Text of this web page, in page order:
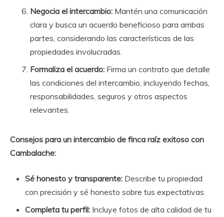
Negocia el intercambio: Mantén una comunicación
clara y busca un acuerdo beneficioso para ambas
partes, considerando las características de las
propiedades involucradas.
Formaliza el acuerdo: Firma un contrato que detalle
las condiciones del intercambio, incluyendo fechas,
responsabilidades, seguros y otros aspectos
relevantes.
Consejos para un intercambio de finca raíz exitoso con
Cambalache:
Sé honesto y transparente: Describe tu propiedad
con precisión y sé honesto sobre tus expectativas.
Completa tu perfil: Incluye fotos de alta calidad de tu